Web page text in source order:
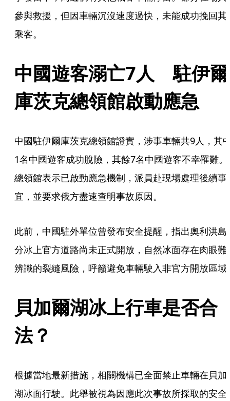
參與救援，但因車輛沉沒速度過快，未能成功挽回其
乘客。
中國遊客溺亡7人　駐伊爾
庫茨克總領館啟動應急
中國駐伊爾庫茨克總領館證實，涉事車輛共9人，其
1名中國遊客成功脫險，其餘7名中國遊客不幸罹難。
總領館表示已啟動應急機制，派員赴現場處理後續事
宜，並要求俄方盡速查明事故原因。
此前，中國駐外單位曾發布安全提醒，指出奧利洪島
分冰上官方道路尚未正式開放，自然冰面存在肉眼難
辨識的裂縫風險，呼籲避免車輛駛入非官方開放區域
貝加爾湖冰上行車是否合
法？
根據當地最新措施，相關機構已全面禁止車輛在貝加
湖冰面行駛。此舉被視為因應此次事故所採取的安全